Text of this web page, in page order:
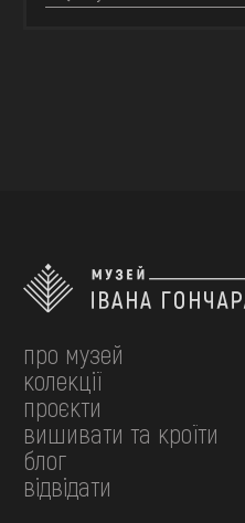
про музей
колекції
проєкти
вишивати та кроїти
блог
відвідати